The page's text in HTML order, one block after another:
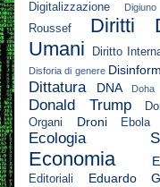
Digitalizzazione Digiuno
Roussef
Diritti
Umani
Diritto
Disforia di genere
Dittatura DNA Doha
Donald Trump
Organi
Droni Ebola
Ecologia
Economia
Editoriali Eduardo